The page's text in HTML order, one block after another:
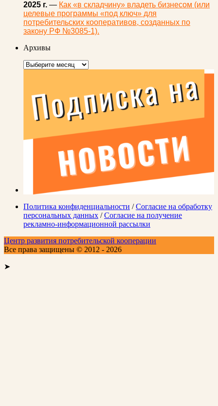
2025 г. — Как «в складчину» владеть бизнесом (или
целевые программы «под ключ» для
потребительских кооперативов, созданных по
закону РФ №3085-1).
Архивы
Архивы
Политика конфиденциальности /Согласие на обработку
персональных данных /Согласие на получение
рекламно-информационной рассылки
Центр развития потребительской кооперации
Все права защищены © 2012 - 2026
➤